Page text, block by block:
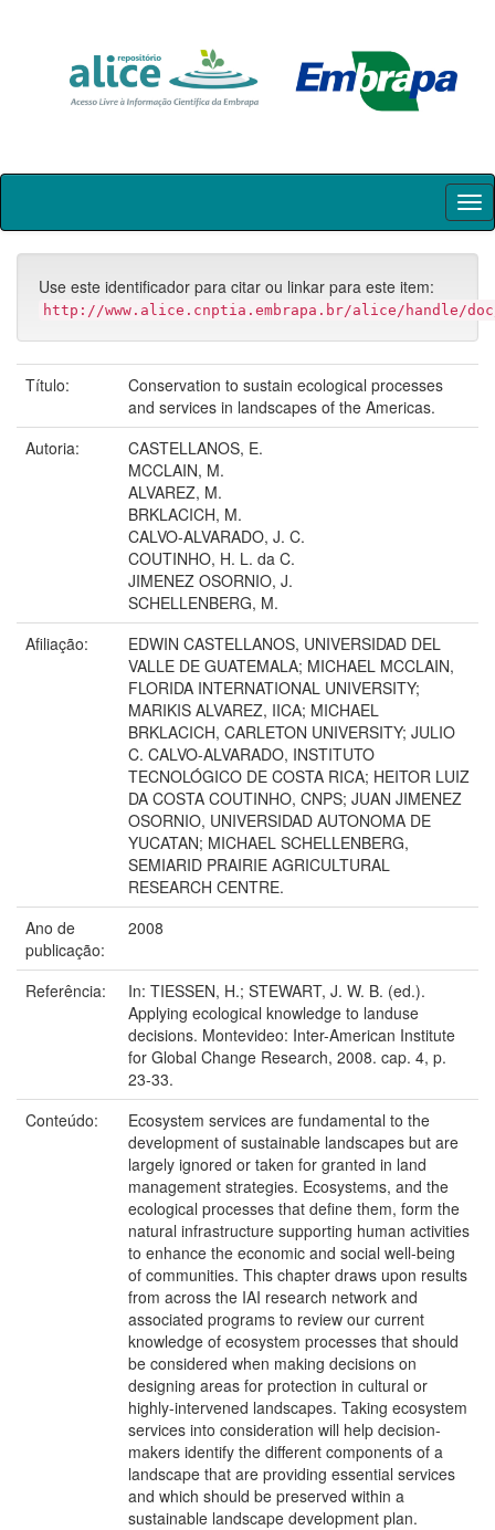
Skip
Use este identificador para citar ou linkar para este item:
http://www.alice.cnptia.embrapa.br/alice/handle/
Título:
Conservation to sustain ecological processes
and services in landscapes of the Americas.
Autoria:
CASTELLANOS, E.
MCCLAIN, M.
ALVAREZ, M.
BRKLACICH, M.
CALVO-ALVARADO, J. C.
COUTINHO, H. L. da C.
JIMENEZ OSORNIO, J.
SCHELLENBERG, M.
Afiliação:
EDWIN CASTELLANOS, UNIVERSIDAD DEL
VALLE DE GUATEMALA; MICHAEL MCCLAIN,
FLORIDA INTERNATIONAL UNIVERSITY;
MARIKIS ALVAREZ, IICA; MICHAEL
BRKLACICH, CARLETON UNIVERSITY; JULIO
C. CALVO-ALVARADO, INSTITUTO
TECNOLÓGICO DE COSTA RICA; HEITOR LUIZ
DA COSTA COUTINHO, CNPS; JUAN JIMENEZ
OSORNIO, UNIVERSIDAD AUTONOMA DE
YUCATAN; MICHAEL SCHELLENBERG,
SEMIARID PRAIRIE AGRICULTURAL
RESEARCH CENTRE.
Ano de
publicação:
2008
Referência:
In: TIESSEN, H.; STEWART, J. W. B. (ed.).
Applying ecological knowledge to landuse
decisions. Montevideo: Inter-American Institute
for Global Change Research, 2008. cap. 4, p.
23-33.
Conteúdo:
Ecosystem services are fundamental to the
development of sustainable landscapes but are
largely ignored or taken for granted in land
management strategies. Ecosystems, and the
ecological processes that define them, form the
natural infrastructure supporting human activities
to enhance the economic and social well-being
of communities. This chapter draws upon results
from across the IAI research network and
associated programs to review our current
knowledge of ecosystem processes that should
be considered when making decisions on
designing areas for protection in cultural or
highly-intervened landscapes. Taking ecosystem
services into consideration will help decision-
makers identify the different components of a
landscape that are providing essential services
and which should be preserved within a
sustainable landscape development plan.